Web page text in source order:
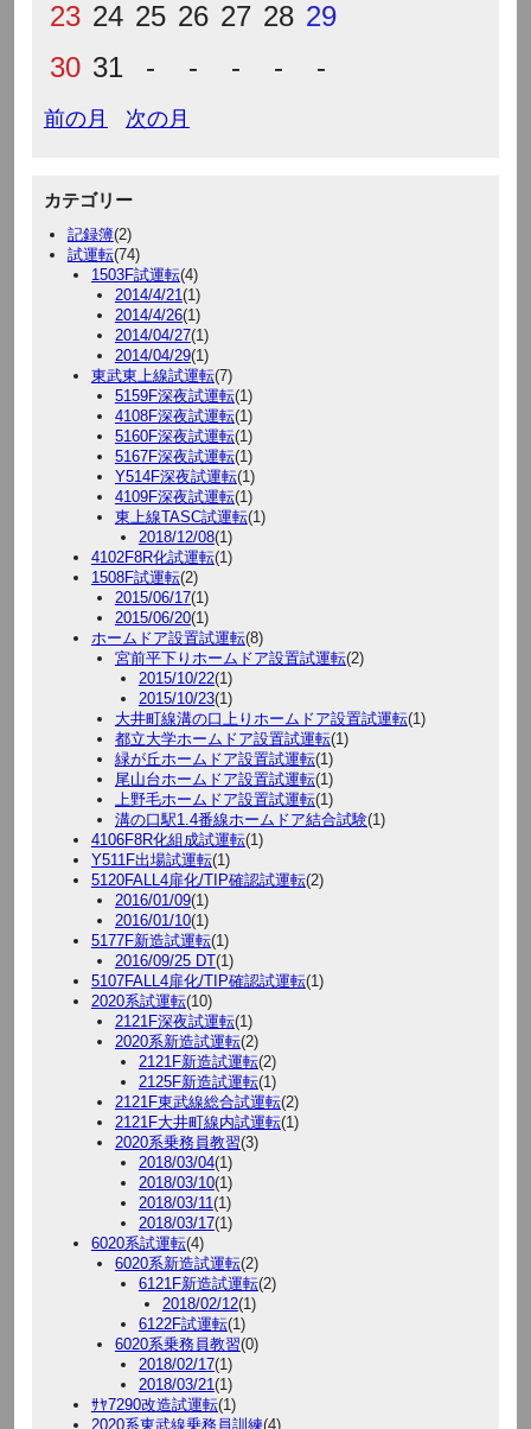
23 24 25 26 27 28 29
30 31 - - - - -
前の月 次の月
カテゴリー
記録簿(2)
試運転(74)
1503F試運転(4)
2014/4/21(1)
2014/4/26(1)
2014/04/27(1)
2014/04/29(1)
東武東上線試運転(7)
5159F深夜試運転(1)
4108F深夜試運転(1)
5160F深夜試運転(1)
5167F深夜試運転(1)
Y514F深夜試運転(1)
4109F深夜試運転(1)
東上線TASC試運転(1)
2018/12/08(1)
4102F8R化試運転(1)
1508F試運転(2)
2015/06/17(1)
2015/06/20(1)
ホームドア設置試運転(8)
宮前平下りホームドア設置試運転(2)
2015/10/22(1)
2015/10/23(1)
大井町線溝の口上りホームドア設置試運転(1)
都立大学ホームドア設置試運転(1)
緑が丘ホームドア設置試運転(1)
尾山台ホームドア設置試運転(1)
上野毛ホームドア設置試運転(1)
溝の口駅1.4番線ホームドア結合試験(1)
4106F8R化組成試運転(1)
Y511F出場試運転(1)
5120FALL4扉化/TIP確認試運転(2)
2016/01/09(1)
2016/01/10(1)
5177F新造試運転(1)
2016/09/25 DT(1)
5107FALL4扉化/TIP確認試運転(1)
2020系試運転(10)
2121F深夜試運転(1)
2020系新造試運転(2)
2121F新造試運転(2)
2125F新造試運転(1)
2121F東武線総合試運転(2)
2121F大井町線内試運転(1)
2020系乗務員教習(3)
2018/03/04(1)
2018/03/10(1)
2018/03/11(1)
2018/03/17(1)
6020系試運転(4)
6020系新造試運転(2)
6121F新造試運転(2)
2018/02/12(1)
6122F試運転(1)
6020系乗務員教習(0)
2018/02/17(1)
2018/03/21(1)
ｻﾔ7290改造試運転(1)
2020系東武線乗務員訓練(4)